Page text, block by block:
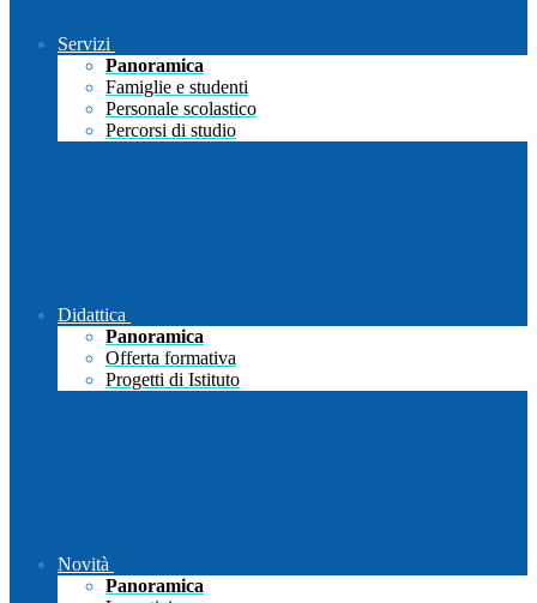
Servizi
Panoramica
Famiglie e studenti
Personale scolastico
Percorsi di studio
Didattica
Panoramica
Offerta formativa
Progetti di Istituto
Novità
Panoramica